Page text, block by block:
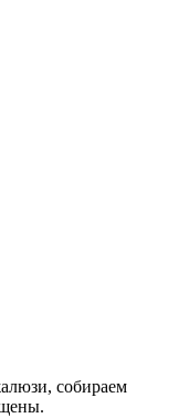
собираем